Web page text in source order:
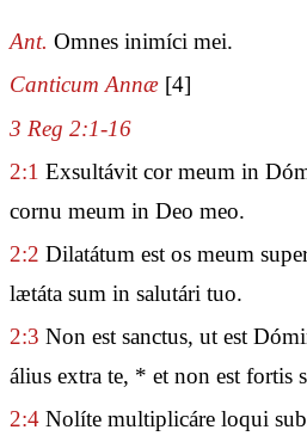
Ant. Omnes inimíci mei.
Canticum Annæ [4]
3 Reg 2:1-16
2:1 Exsultávit cor meum in
cornu meum in Deo meo.
2:2 Dilatátum est os meum
lætáta sum in salutári tuo.
2:3 Non est sanctus, ut est
álius extra te, * et non est fortis
2:4 Nolíte multiplicáre loqui